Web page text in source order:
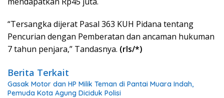
“Tersangka dijerat Pasal 363 KUH Pidana tentang
Pencurian dengan Pemberatan dan ancaman hukuman
7 tahun penjara,” Tandasnya. (rls/*)
Berita Terkait
Gasak Motor dan HP Milik Teman di Pantai Muara Indah,
Pemuda Kota Agung Diciduk Polisi